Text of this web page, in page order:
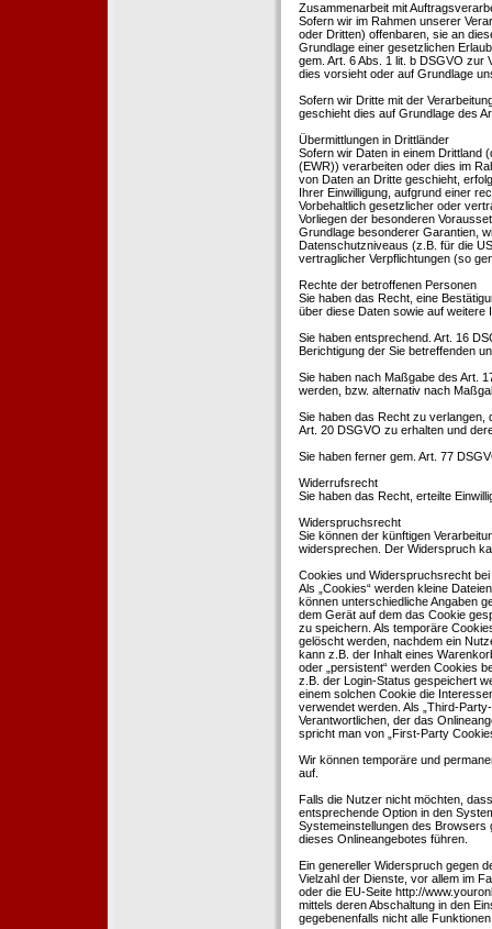
Zusammenarbeit mit
Sofern wir im Rahmen unserer
oder Dritten) offenbaren, sie an
Grundlage einer gesetzlichen
gem. Art. 6 Abs. 1 lit. b DSGVO zur
dies vorsieht oder auf Grundlage
Sofern wir Dritte mit der
geschieht dies auf Grundlage des
Übermittlungen in Drittländer
Sofern wir Daten in einem Drittland
(EWR)) verarbeiten oder dies im
von Daten an Dritte geschieht,
Ihrer Einwilligung, aufgrund einer
Vorbehaltlich gesetzlicher oder
Vorliegen der besonderen
Grundlage besonderer Garantien,
Datenschutzniveaus (z.B. für die
vertraglicher Verpflichtungen (so
Rechte der betroffenen Personen
Sie haben das Recht, eine
über diese Daten sowie auf weitere
Sie haben entsprechend. Art. 16
Berichtigung der Sie betreffenden
Sie haben nach Maßgabe des Art.
werden, bzw. alternativ nach
Sie haben das Recht zu verlangen,
Art. 20 DSGVO zu erhalten und
Sie haben ferner gem. Art. 77
Widerrufsrecht
Sie haben das Recht, erteilte
Widerspruchsrecht
Sie können der künftigen
widersprechen. Der Widerspruch
Cookies und Widerspruchsrecht
Als „Cookies“ werden kleine
können unterschiedliche Angaben
dem Gerät auf dem das Cookie
zu speichern. Als temporäre
gelöscht werden, nachdem ein
kann z.B. der Inhalt eines
oder „persistent“ werden Cookies
z.B. der Login-Status gespeichert
einem solchen Cookie die
verwendet werden. Als „Third-
Verantwortlichen, der das
spricht man von „First-Party
Wir können temporäre und
auf.
Falls die Nutzer nicht möchten,
entsprechende Option in den
Systemeinstellungen des
dieses Onlineangebotes führen.
Ein genereller Widerspruch gegen
Vielzahl der Dienste, vor allem im
oder die EU-Seite http://
mittels deren Abschaltung in den
gegebenenfalls nicht alle